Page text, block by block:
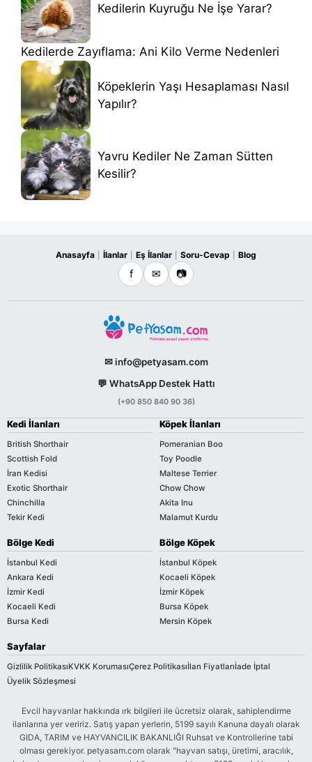
Kedilerin Kuyruğu Ne İşe Yarar?
Kedilerde Zayıflama: Ani Kilo Verme Nedenleri
Köpeklerin Yaşı Hesaplaması Nasıl
Yapılır?
Yavru Kediler Ne Zaman Sütten
Kesilir?
Anasayfa İlanlar Eş İlanlar Soru-Cevap Blog
f ✉ 📷
✉ info@petyasam.com
💬 WhatsApp Destek Hattı
(+90 850 840 90 36)
Kedi İlanları
British Shorthair
Scottish Fold
İran Kedisi
Exotic Shorthair
Chinchilla
Tekir Kedi
Köpek İlanları
Pomeranian Boo
Toy Poodle
Maltese Terrier
Chow Chow
Akita Inu
Malamut Kurdu
Bölge Kedi
İstanbul Kedi
Ankara Kedi
İzmir Kedi
Kocaeli Kedi
Bursa Kedi
Bölge Köpek
İstanbul Köpek
Kocaeli Köpek
İzmir Köpek
Bursa Köpek
Mersin Köpek
Sayfalar
Gizlilik PolitikasıKVKK KorumasıÇerez Politikasıİlan Fiyatlarıİade İptal
Üyelik Sözleşmesi
Evcil hayvanlar hakkında ırk bilgileri ile ücretsiz olarak, sahiplendirme
ilanlarına yer veririz. Satış yapan yerlerin, 5199 sayılı Kanuna dayalı olarak
GIDA, TARIM ve HAYVANCILIK BAKANLIĞI Ruhsat ve Kontrollerine tabi
olması gerekiyor. petyasam.com olarak "hayvan satışı, üretimi, aracılık,